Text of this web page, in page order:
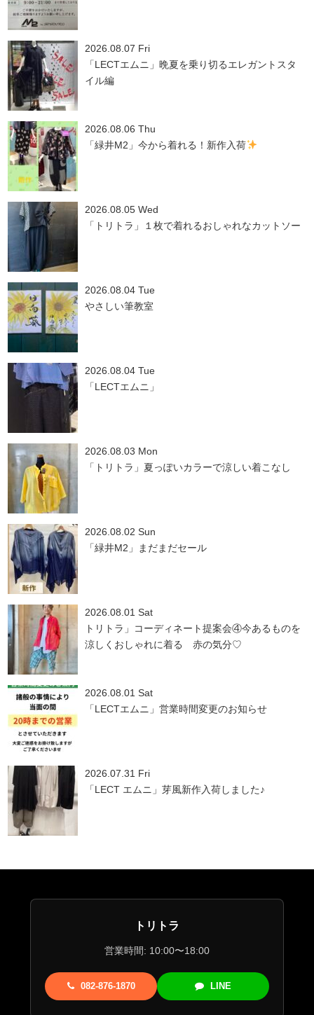
2026.08.07 Fri
「LECTエムニ」晩夏を乗り切るエレガントスタ
イル編
2026.08.06 Thu
「緑井M2」今から着れる！新作入荷
2026.08.05 Wed
「トリトラ」１枚で着れるおしゃれなカットソー
2026.08.04 Tue
やさしい筆教室
2026.08.04 Tue
「LECTエムニ」
2026.08.03 Mon
「トリトラ」夏っぽいカラーで涼しい着こなし
2026.08.02 Sun
「緑井M2」まだまだセール
2026.08.01 Sat
トリトラ」コーディネート提案会④今あるものを
涼しくおしゃれに着る 赤の気分♡
2026.08.01 Sat
「LECTエムニ」営業時間変更のお知らせ
2026.07.31 Fri
「LECT エムニ」芽風新作入荷しました♪
トリトラ
営業時間: 10:00〜18:00
082-876-1870 LINE